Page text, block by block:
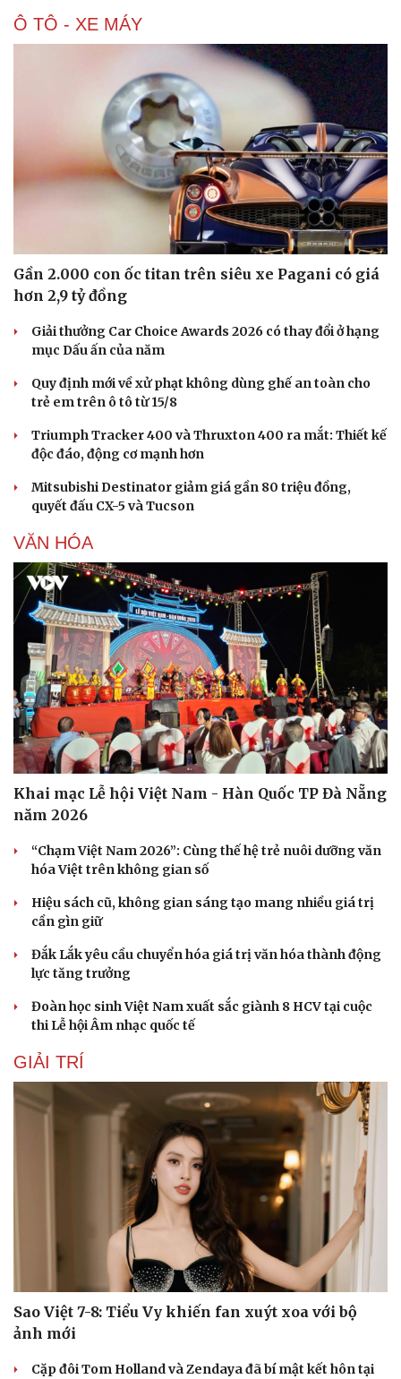
Du lịch
Tư vấn
Săn Tour
check-in
Podcast
Câu chuyện thời sự
Đọc truyện đêm khuya
Cửa sổ tình yêu
Kể chuyện cho bé
Ô TÔ - XE MÁY
Gần 2.000 con ốc titan trên siêu xe Pagani có giá
hơn 2,9 tỷ đồng
Giải thưởng Car Choice Awards 2026 có thay đổi ở hạng
mục Dấu ấn của năm
Quy định mới về xử phạt không dùng ghế an toàn cho
trẻ em trên ô tô từ 15/8
Triumph Tracker 400 và Thruxton 400 ra mắt: Thiết kế
độc đáo, động cơ mạnh hơn
Mitsubishi Destinator giảm giá gần 80 triệu đồng,
quyết đấu CX-5 và Tucson
VĂN HÓA
Khai mạc Lễ hội Việt Nam - Hàn Quốc TP Đà Nẵng
năm 2026
“Chạm Việt Nam 2026”: Cùng thế hệ trẻ nuôi dưỡng văn
hóa Việt trên không gian số
Hiệu sách cũ, không gian sáng tạo mang nhiều giá trị
cần gìn giữ
Đắk Lắk yêu cầu chuyển hóa giá trị văn hóa thành động
lực tăng trưởng
Đoàn học sinh Việt Nam xuất sắc giành 8 HCV tại cuộc
thi Lễ hội Âm nhạc quốc tế
GIẢI TRÍ
Sao Việt 7-8: Tiểu Vy khiến fan xuýt xoa với bộ
ảnh mới
Cặp đôi Tom Holland và Zendaya đã bí mật kết hôn tại